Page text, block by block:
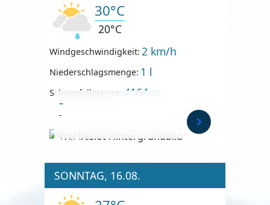
30°C
20°C
Windgeschwindigkeit: 2 km/h
Niederschlagsmenge: 1 l
Schneefallgrenze: 4164 m
Anzeige
-
-
SONNTAG, 16.08.